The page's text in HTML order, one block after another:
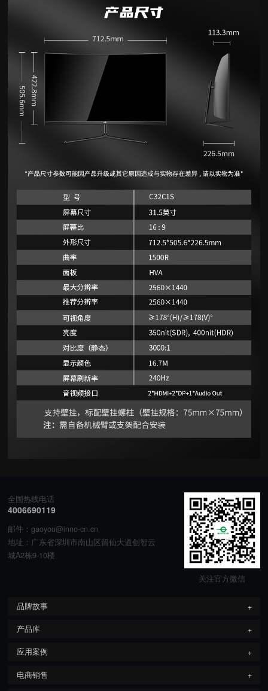
全国热线电话
4006690119
邮件：gaoyou@inno-cn.cn
地址：广东省深圳市南山区留仙大道创智云
城A2栋9-10楼
关注官方微信
品牌故事
产品库
应用案例
电商销售